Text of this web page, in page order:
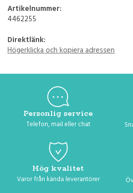
Artikelnummer:
4462255
Direktlänk:
Högerklicka och kopiera adressen
Personlig service
Telefon, mail eller chat
Hög kvalitet
Varor från kända leverantörer